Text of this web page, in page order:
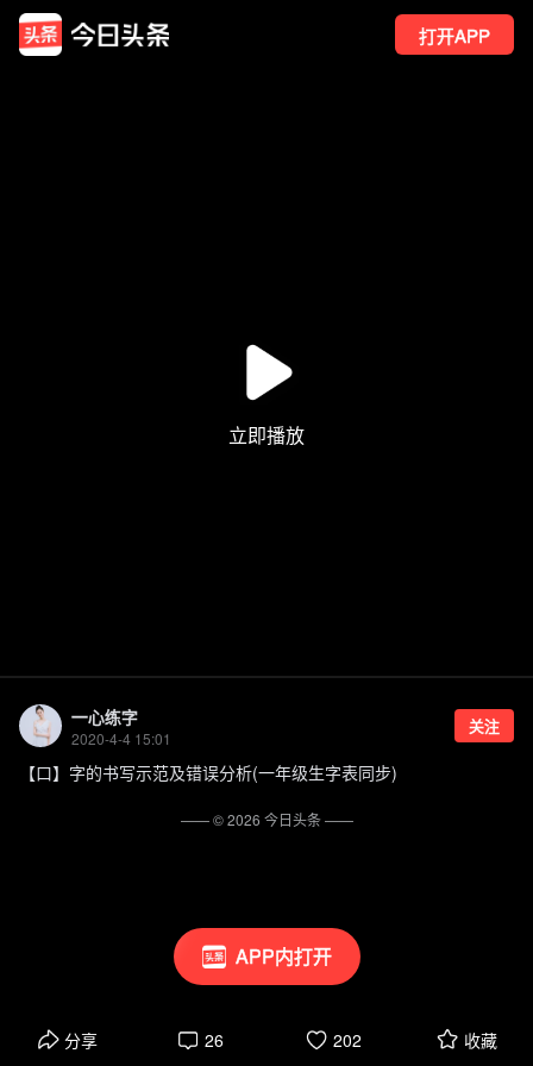
打开APP
APP内打开
一心练字
2020-4-4 15:01
关注
【口】字的书写示范及错误分析(一年级生字表同步)
分享 26 202 收藏
—— ©2026 今日头条——